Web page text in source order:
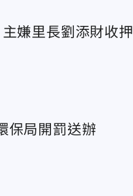
嫌里長劉添財收押
保局開罰送辦